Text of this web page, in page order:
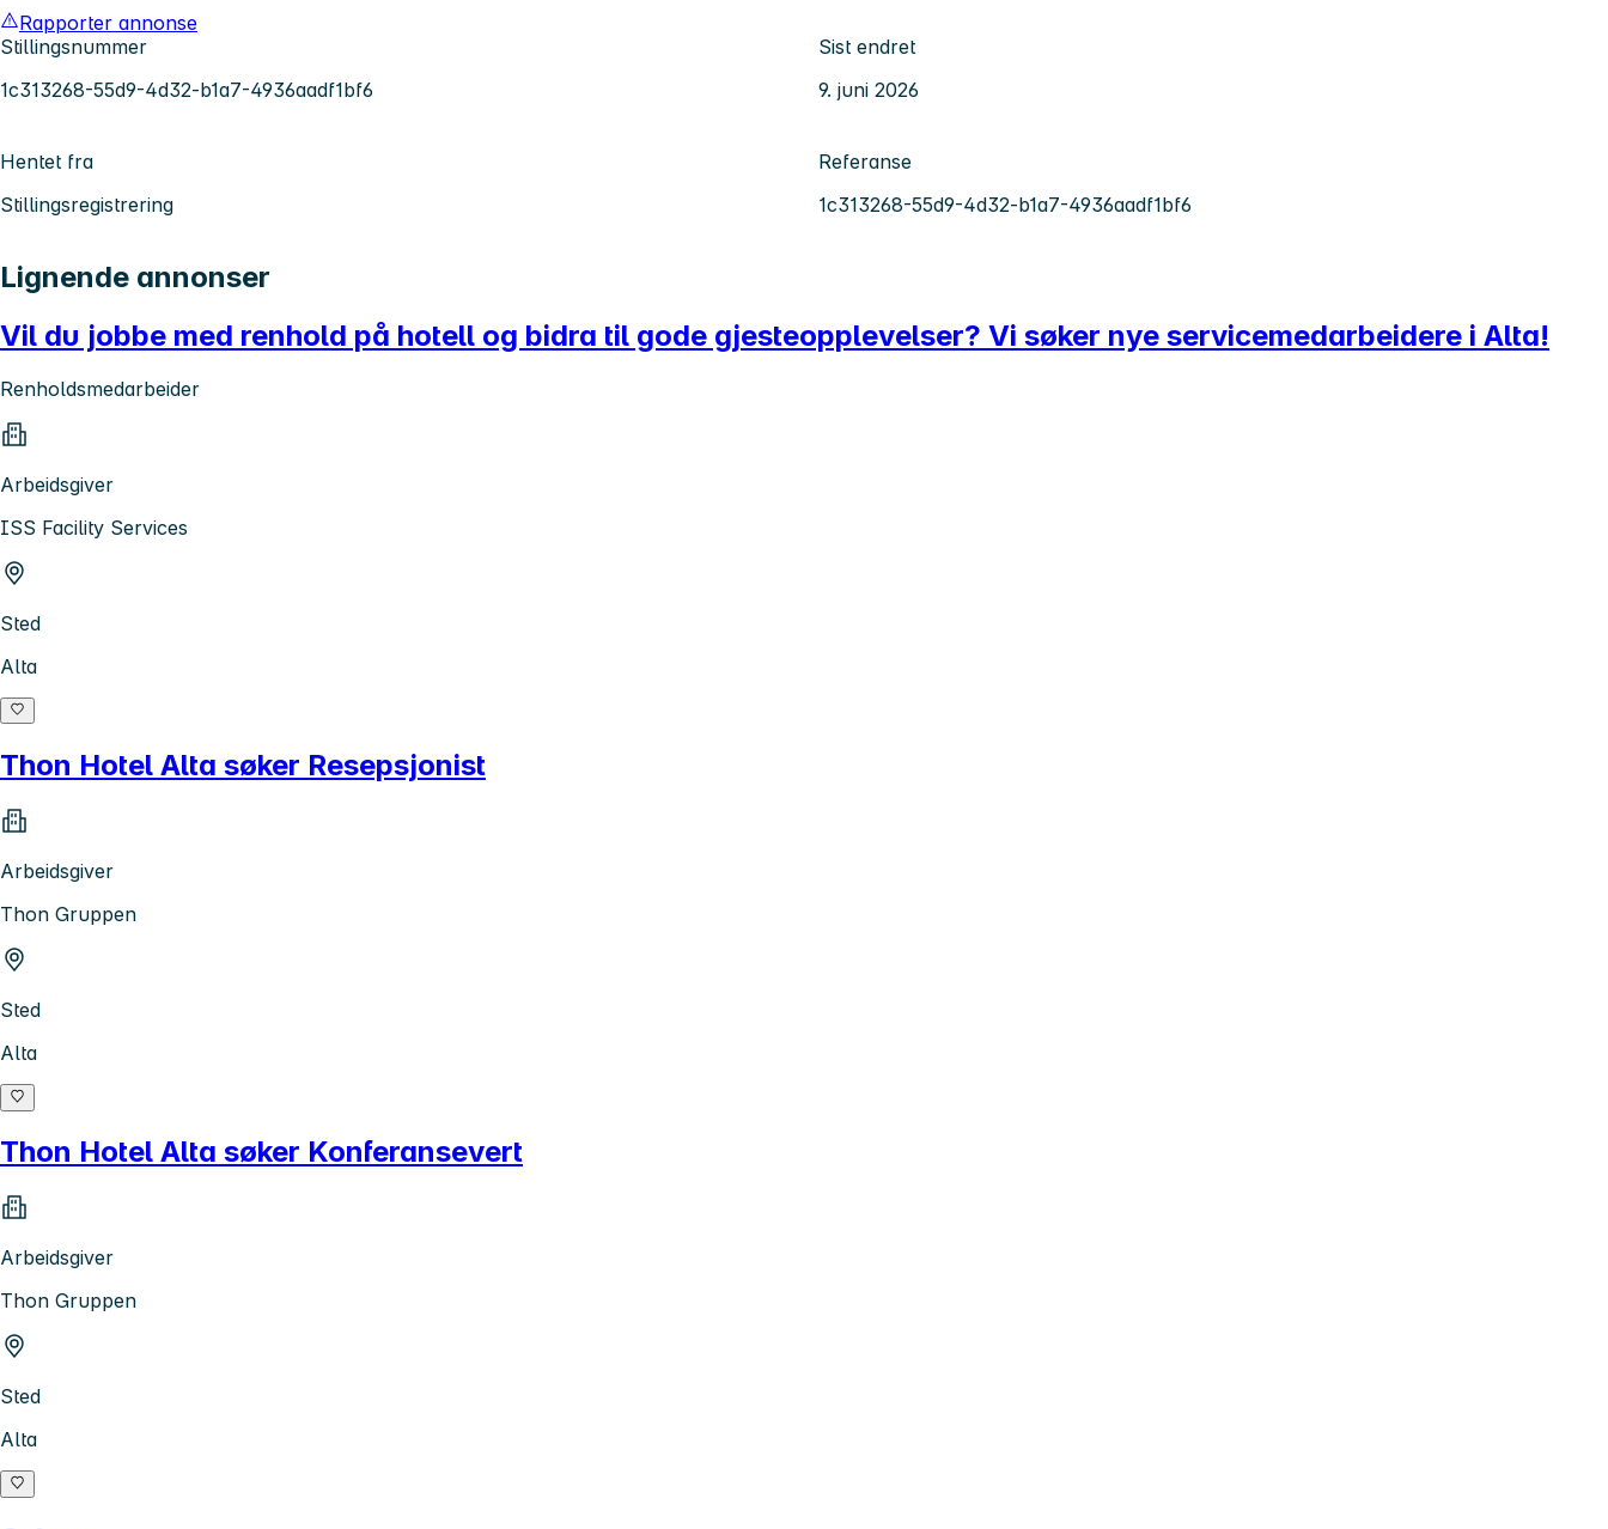
Rapporter annonse
Stillingsnummer
1c313268-55d9-4d32-b1a7-4936aadf1bf6
Sist endret
9. juni 2026
Hentet fra
Stillingsregistrering
Referanse
1c313268-55d9-4d32-b1a7-4936aadf1bf6
Lignende annonser
Vil du jobbe med renhold på hotell og bidra til gode gjesteopplevelser? Vi søker nye servicemedarbeidere i Alta!
Renholdsmedarbeider
Arbeidsgiver
ISS Facility Services
Sted
Alta
Thon Hotel Alta søker Resepsjonist
Arbeidsgiver
Thon Gruppen
Sted
Alta
Thon Hotel Alta søker Konferansevert
Arbeidsgiver
Thon Gruppen
Sted
Alta